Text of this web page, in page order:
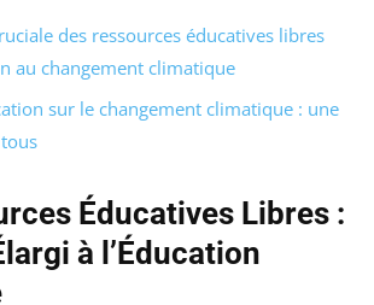
des ressources éducatives libres
au changement climatique
sur le changement climatique : une
Éducatives Libres :
à l’Éducation